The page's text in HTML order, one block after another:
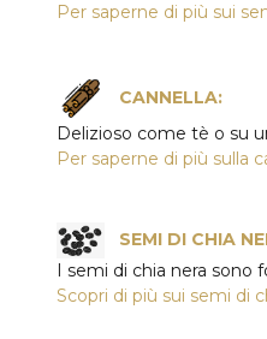
Per saperne di più sui
CANNELLA:
Delizioso come tè o su
Per saperne di più sulla
SEMI DI CHIA
I semi di chia nera sono
Scopri di più sui semi di